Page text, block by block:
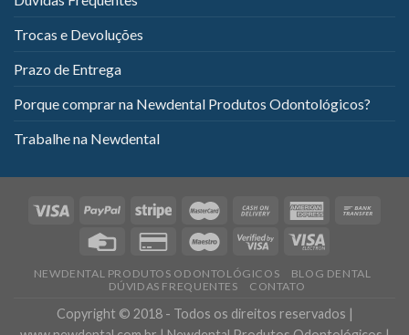
Trocas e Devoluções
Prazo de Entrega
Porque comprar na Newdental Produtos Odontológicos?
Trabalhe na Newdental
NEWDENTAL PRODUTOS ODONTOLÓGICOS
BLOG DENTAL
DÚVIDAS FREQUENTES
CONTATO
Copyright © 2018 - Todos os direitos reservados |